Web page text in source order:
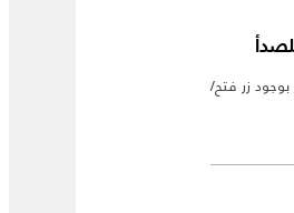
زر فتح/